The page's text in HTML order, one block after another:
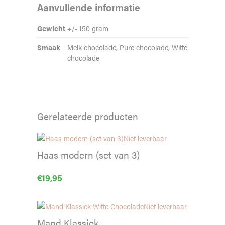
Aanvullende informatie
Gewicht+/- 150 gram
Smaak
Melk chocolade, Pure chocolade, Witte
chocolade
Gerelateerde producten
Niet leverbaar
Haas modern (set van 3)
€19,95
Niet leverbaar